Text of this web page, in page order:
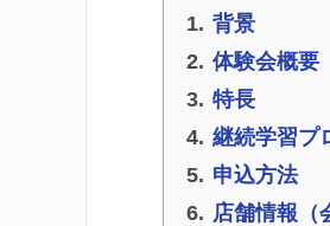
背景
体験会概要
特長
継続学習プ
申込方法
店舗情報（